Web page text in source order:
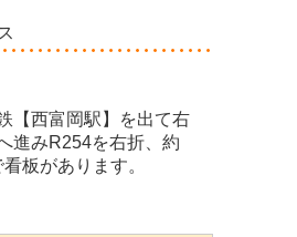
【西富岡駅】を出て右
進みR254を右折、約
板があります。